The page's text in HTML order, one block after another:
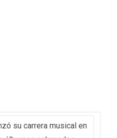
su carrera musical en